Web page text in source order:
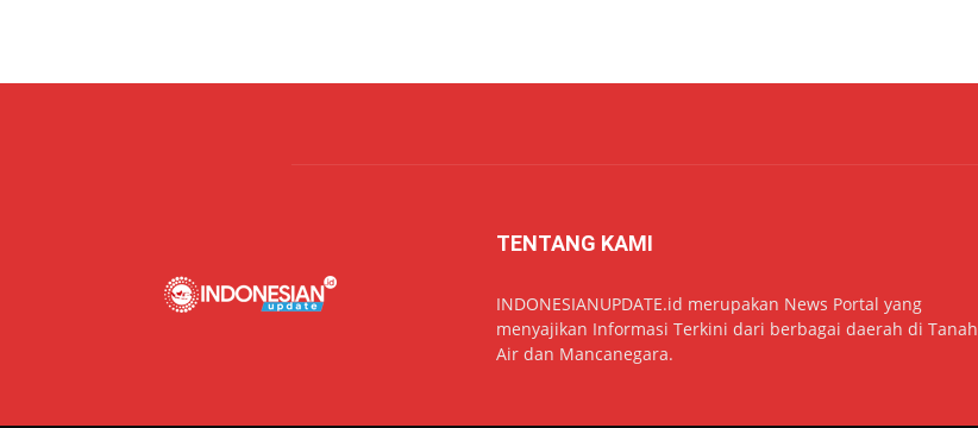
TENTANG KAMI
INDONESIANUPDATE.id merupakan News Portal yang
menyajikan Informasi Terkini dari berbagai daerah di Tanah
Air dan Mancanegara.